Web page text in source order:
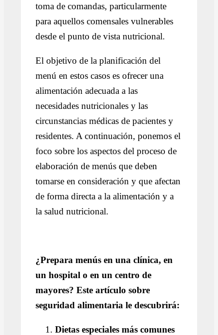
toma de comandas, particularmente
para aquellos comensales vulnerables
desde el punto de vista nutricional.
El objetivo de la planificación del
menú en estos casos es ofrecer una
alimentación adecuada a las
necesidades nutricionales y las
circunstancias médicas de pacientes y
residentes. A continuación, ponemos el
foco sobre los aspectos del proceso de
elaboración de menús que deben
tomarse en consideración y que afectan
de forma directa a la alimentación y a
la salud nutricional.
¿Prepara menús en una clínica, en
un hospital o en un centro de
mayores?Este artículo sobre
seguridad alimentaria le descubrirá:
Dietas especiales más comunes